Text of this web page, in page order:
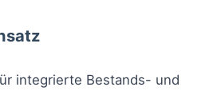
integrierte Bestands- und